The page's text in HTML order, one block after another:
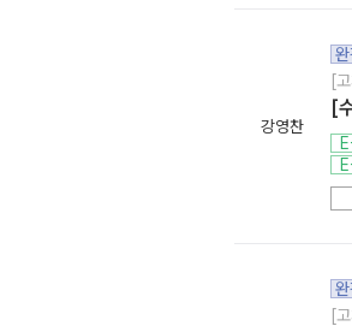
강영찬
[
[
[